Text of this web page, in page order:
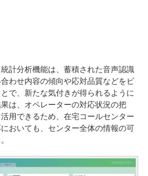
計分析機能は、蓄積された音声認識
わせ内容の傾向や応対品質などをビ
で、新たな気付きが得られるように
は、オペレーターの対応状況の把
用できるため、在宅コールセンター
おいても、センター全体の情報の可